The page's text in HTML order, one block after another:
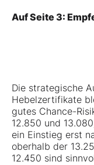
Auf Seite 3:
Die strategische
Hebelzertifikate
gutes Chance-
12.850 und
ein Einstieg erst
oberhalb der
12.450 sind